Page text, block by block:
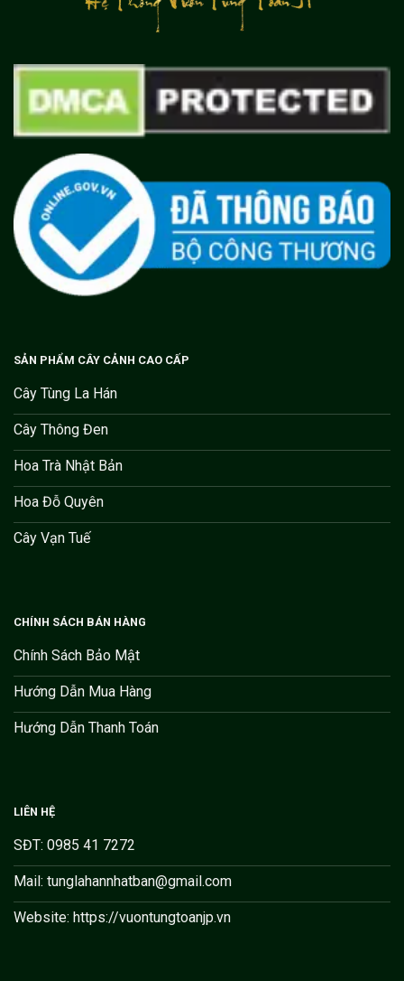
SẢN PHẨM CÂY CẢNH CAO CẤP
Cây Tùng La Hán
Cây Thông Đen
Hoa Trà Nhật Bản
Hoa Đỗ Quyên
Cây Vạn Tuế
CHÍNH SÁCH BÁN HÀNG
Chính Sách Bảo Mật
Hướng Dẫn Mua Hàng
Hướng Dẫn Thanh Toán
LIÊN HỆ
SĐT: 0985 41 7272
Mail: tunglahannhatban@gmail.com
Website: https://vuontungtoanjp.vn